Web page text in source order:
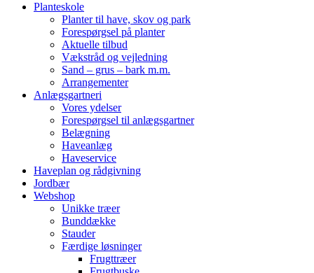
Planteskole
Planter til have, skov og park
Forespørgsel på planter
Aktuelle tilbud
Vækstråd og vejledning
Sand – grus – bark m.m.
Arrangementer
Anlægsgartneri
Vores ydelser
Forespørgsel til anlægsgartner
Belægning
Haveanlæg
Haveservice
Haveplan og rådgivning
Jordbær
Webshop
Unikke træer
Bunddække
Stauder
Færdige løsninger
Frugttræer